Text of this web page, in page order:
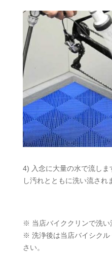
4) 入念に大量の水で流し
し汚れとともに洗い流され
※ 当店バイククリンで洗い
※ 洗浄後は当店バイシク
さい。